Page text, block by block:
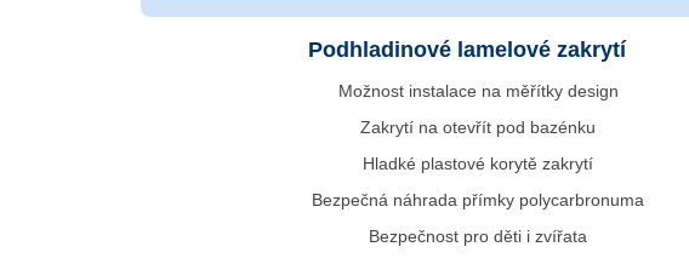
Podhladinové lamelové zakrytí
Možnost instalace na měřítky design
Zakrytí na otevřít pod bazénku
Hladké plastové korytě zakrytí
Bezpečná náhrada přímky polycarbronuma
Bezpečnost pro děti i zvířata